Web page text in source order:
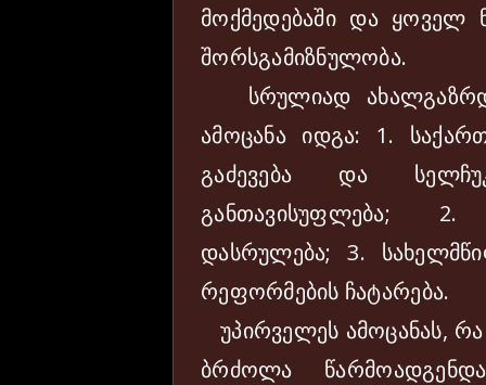
მოქმედებაში და ყოველ
შორსგამიზნულობა.
სრულიად
ამოცანა იდგა: 1.
გაძევება და
განთავისუფლება; 2.
დასრულება; 3.
რეფორმების ჩატარება.
უპირველეს ამოცანას,
ბრძოლა